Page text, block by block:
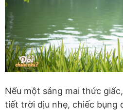
Nếu một sáng mai thức
tiết trời dịu nhẹ, chiếc bụng